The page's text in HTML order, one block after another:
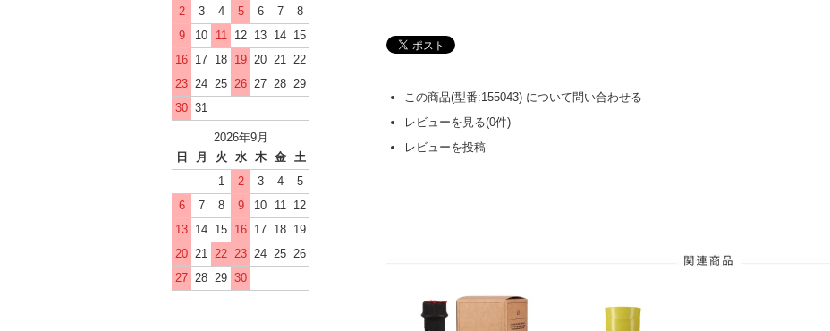
この商品(型番:155043) について問い合わせる
レビューを見る(0件)
レビューを投稿
2
3 4 5 6 7
8
9
10 11 12 13 14 15
16 17 18 19 20 21 22
23 24 25 26 27 28 29
30 31
2026年9月
日
月 火 水 木 金
土
1
2 3 4
5
6
7 8 9 10 11
12
13 14 15 16 17 18 19
20 21 22 23 24 25 26
27 28 29 30